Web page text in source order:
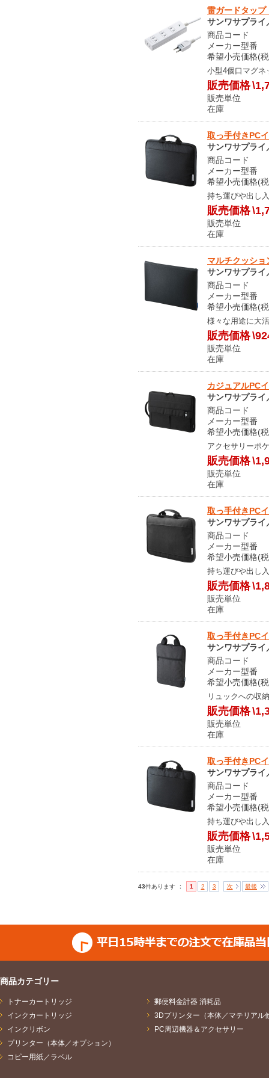
雷ガードタッ
サンワサプライ
商品コード
メーカー型番
希望小売価格(
小型4個口マグネ
販売価格
販売単
在庫 メ
取っ手付きPC
サンワサプライ
商品コード
メーカー型
希望小売価格(
持ち運びや出し
販売価格
販売単
在庫 メ
マルチクッシ
サンワサプライ
商品コード
メーカー型
希望小売価格(
様々な用途に大
販売価格
販売単
在庫 メ
カジュアルPC
サンワサプライ
商品コード
メーカー型
希望小売価格(
アクセサリーポ
販売価格
販売単
在庫 メ
取っ手付きPC
サンワサプライ
商品コード
メーカー型
希望小売価格(
持ち運びや出し
販売価格
販売単
在庫 メ
取っ手付きPC
サンワサプライ
商品コード
メーカー型
希望小売価格(
リュックへの収
販売価格
販売単
在庫 メ
取っ手付きPC
サンワサプライ
商品コード
メーカー型
希望小売価格(
持ち運びや出し
販売価格
販売単
在庫 メ
43件あります ： 1 2 3 次 最後
商品カテゴリー
トナーカートリッジ
インクカートリッジ
インクリボン
プリンター（本体／オプション）
コピー用紙／ラベル
郵便料金計器 消耗品
3Dプリンター（本体／マテリアル
PC周辺機器＆アクセサリー